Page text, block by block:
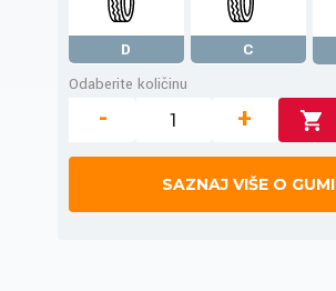
D C
Odaberite količinu
- +
SAZNAJ VIŠE O GUMI